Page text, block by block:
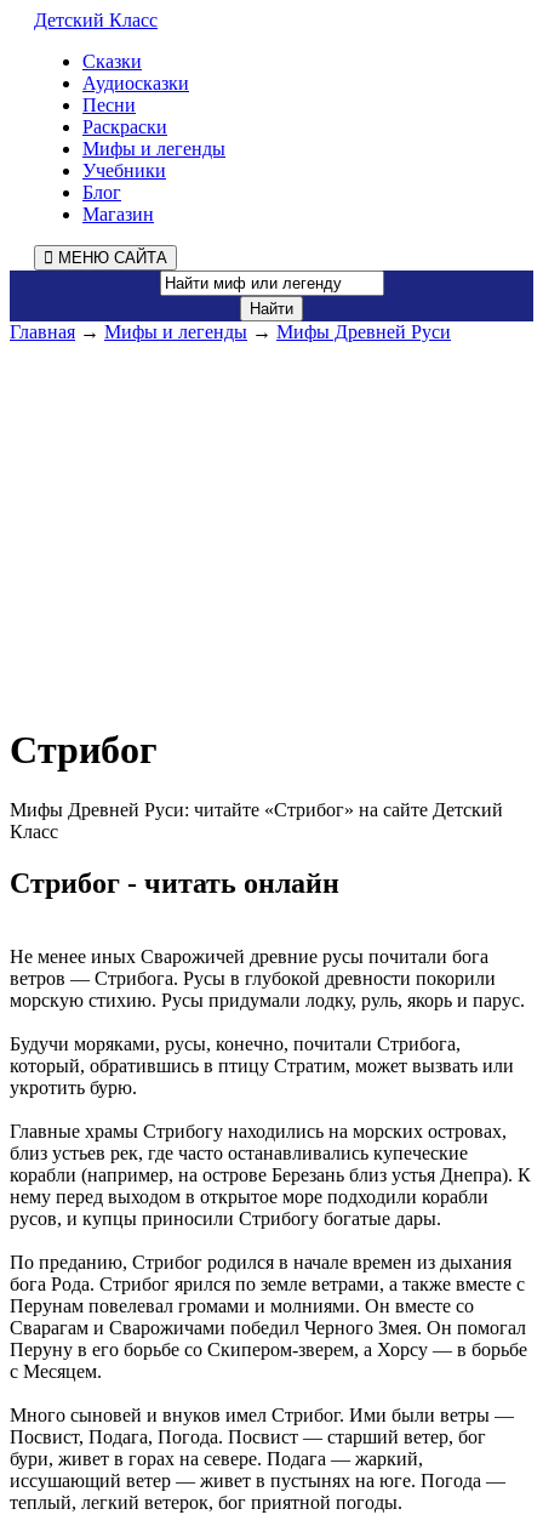
Детский Класс
Сказки
Аудиосказки
Песни
Раскраски
Мифы и легенды
Учебники
Блог
Магазин
МЕНЮ САЙТА
Главная → Мифы и легенды → Мифы Древней Руси
Стрибог
Мифы Древней Руси: читайте «Стрибог» на сайте Детский
Класс
Стрибог - читать онлайн
Не менее иных Сварожичей древние русы почитали бога
ветров — Стрибога. Русы в глубокой древности покорили
морскую стихию. Русы придумали лодку, руль, якорь и парус.
Будучи моряками, русы, конечно, почитали Стрибога,
который, обратившись в птицу Стратим, может вызвать или
укротить бурю.
Главные храмы Стрибогу находились на морских островах,
близ устьев рек, где часто останавливались купеческие
корабли (например, на острове Березань близ устья Днепра). К
нему перед выходом в открытое море подходили корабли
русов, и купцы приносили Стрибогу богатые дары.
По преданию, Стрибог родился в начале времен из дыхания
бога Рода. Стрибог ярился по земле ветрами, а также вместе с
Перунам повелевал громами и молниями. Он вместе со
Сварагам и Сварожичами победил Черного Змея. Он помогал
Перуну в его борьбе со Скипером-зверем, а Хорсу — в борьбе
с Месяцем.
Много сыновей и внуков имел Стрибог. Ими были ветры —
Посвист, Подага, Погода. Посвист — старший ветер, бог
бури, живет в горах на севере. Подага — жаркий,
иссушающий ветер — живет в пустынях на юге. Погода —
теплый, легкий ветерок, бог приятной погоды.